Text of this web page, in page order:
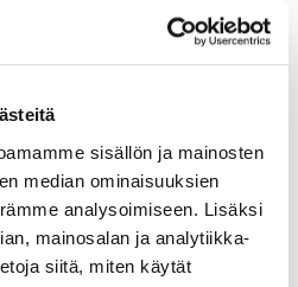
sisällön ja mainosten
median ominaisuuksien
analysoimiseen. Lisäksi
mainosalan ja analytiikka-
siitä, miten käytät
enemmän 4,50 € tai
4,50 € tai Museokortilla
aukioloajat
12–18
12–17